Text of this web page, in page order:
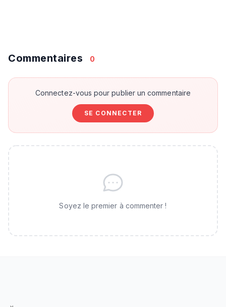
Commentaires 0
Connectez-vous pour publier un commentaire
SE CONNECTER
Soyez le premier à commenter !